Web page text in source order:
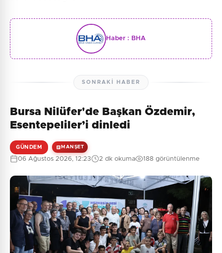
Haber : BHA
SONRAKI HABER
Bursa Nilüfer'de Başkan Özdemir,
Esentepeliler’i dinledi
GÜNDEM MANŞET
06 Ağustos 2026, 12:23 2 dk okuma 188 görüntülenme